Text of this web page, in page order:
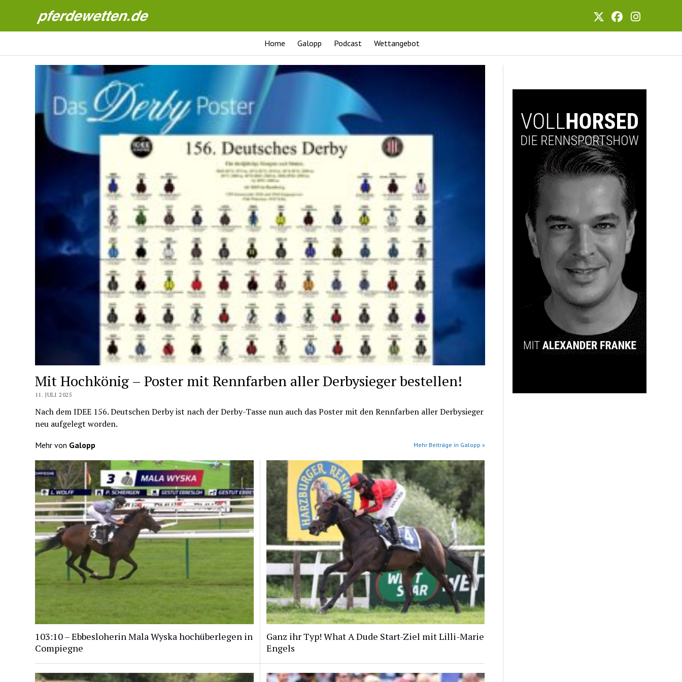
Pferdewetten News
Home Galopp Podcast Wettangebot
Mit Hochkönig – Poster mit Rennfarben aller Derbysieger bestellen!
11. JULI 2025
Nach dem IDEE 156. Deutschen Derby ist nach der Derby-Tasse nun auch das Poster mit den Rennfarben aller Derbysieger
neu aufgelegt worden.
Mehr von Galopp Mehr Beiträge in Galopp »
103:10 – Ebbesloherin Mala Wyska hochüberlegen in
Compiegne
Ganz ihr Typ! What A Dude Start-Ziel mit Lilli-Marie
Engels